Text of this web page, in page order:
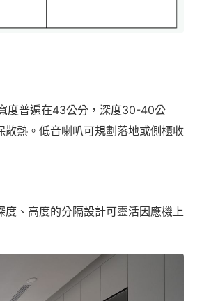
度普遍在43公分，深度30-40公
熱。低音喇叭可規劃落地或側櫃收
、高度的分隔設計可靈活因應機上